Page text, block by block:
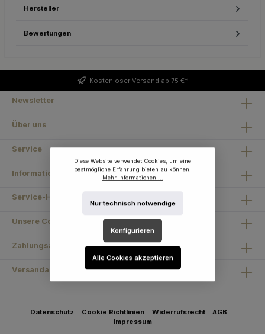
Hersteller
Bewertungen
Kostenloser Versand ab 75 €*
Newsletter
Über uns
Service
Information
Service-Hotline
Unsere Communities
Zahlungsarten
Versandarten
Datenschutz Cookie Richtlinien Widerrufsrecht
AGB
Impressum
Diese Website verwendet Cookies, um eine
bestmögliche Erfahrung bieten zu können.
Mehr Informationen ...
Nur technisch notwendige
Konfigurieren
Alle Cookies akzeptieren